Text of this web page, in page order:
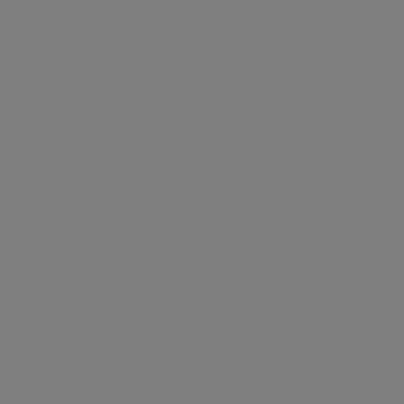
la pinacoteca de las alas este y sur de
Finalmente, en la sala dedicada a la
epígrafes, monedas y un tabernáculo de